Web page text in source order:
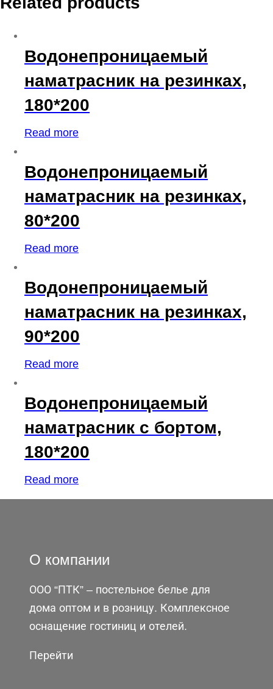
Водонепроницаемый
наматрасник на резинках,
180*200
Read more
Водонепроницаемый
наматрасник на резинках,
80*200
Read more
Водонепроницаемый
наматрасник на резинках,
90*200
Read more
Водонепроницаемый
наматрасник с бортом,
180*200
Read more
О компании
ООО “ПТК” – постельное белье для
дома оптом и в розницу. Комплексное
оснащение гостиниц и отелей.
Перейти